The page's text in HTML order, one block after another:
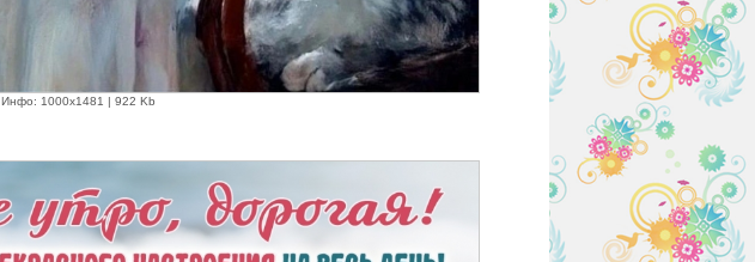
Инфо: 1000х1481 | 922 Kb